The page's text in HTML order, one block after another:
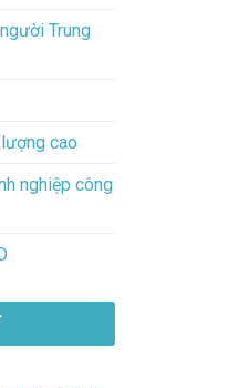
Trung
cao
nghiệp công